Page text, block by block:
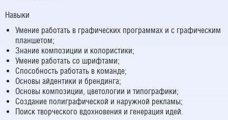
Навыки
Умение работать в графических программах и с графическим
планшетом;
Знание композиции и колористики;
Умение работать со шрифтами;
Способность работать в команде;
Основы айдентики и брендинга;
Основы композиции, цветологии и типографики;
Создание полиграфической и наружной рекламы;
Поиск творческого вдохновения и генерация идей.